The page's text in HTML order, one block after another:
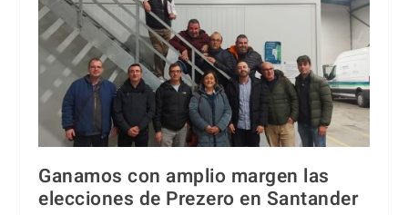
Ganamos con amplio margen las
elecciones de Prezero en Santander